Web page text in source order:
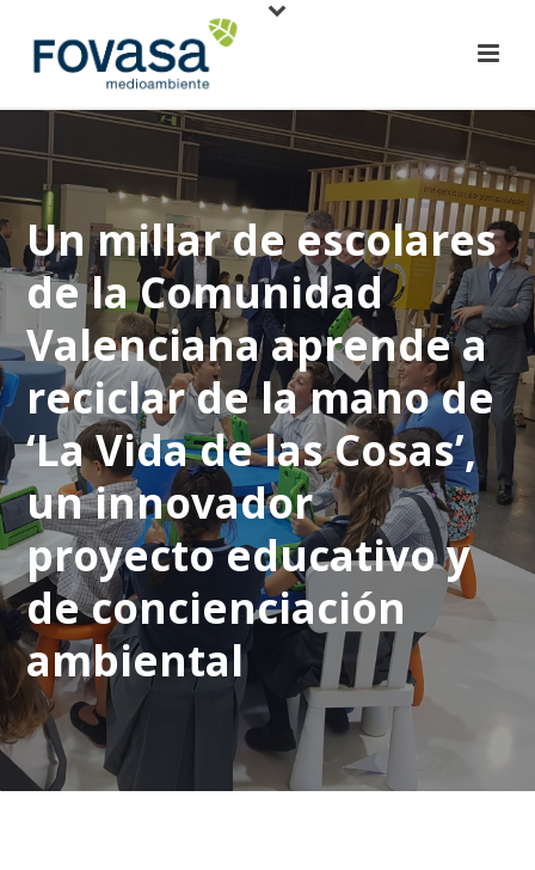
Un millar de escolares
de la Comunidad
Valenciana aprende a
reciclar de la mano de
‘La Vida de las Cosas’,
un innovador
proyecto educativo y
de concienciación
ambiental